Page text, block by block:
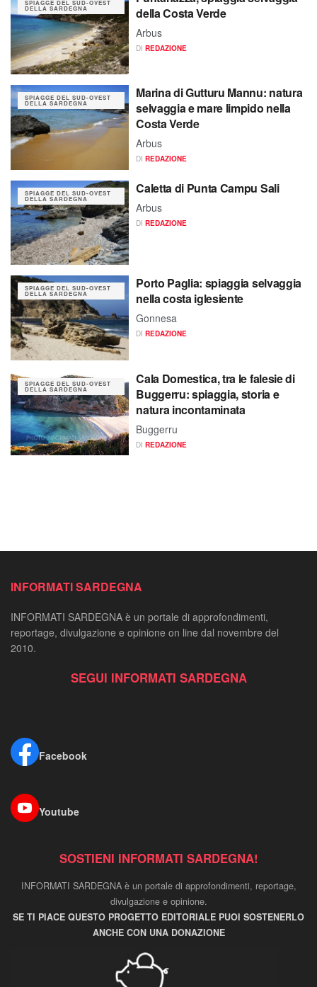
SPIAGGE DEL SUD-OVEST
DELLA SARDEGNA
della Costa Verde
Arbus
DI REDAZIONE
SPIAGGE DEL SUD-OVEST
DELLA SARDEGNA
Marina di Gutturu Mannu: natura
selvaggia e mare limpido nella
Costa Verde
Arbus
DI REDAZIONE
SPIAGGE DEL SUD-OVEST
DELLA SARDEGNA
Caletta di Punta Campu Sali
Arbus
DI REDAZIONE
SPIAGGE DEL SUD-OVEST
DELLA SARDEGNA
Porto Paglia: spiaggia selvaggia
nella costa iglesiente
Gonnesa
DI REDAZIONE
SPIAGGE DEL SUD-OVEST
DELLA SARDEGNA
Cala Domestica, tra le falesie di
Buggerru: spiaggia, storia e
natura incontaminata
Buggerru
DI REDAZIONE
INFORMATI SARDEGNA
INFORMATI SARDEGNA è un portale di approfondimenti,
reportage, divulgazione e opinione on line dal novembre del
2010.
SEGUI INFORMATI SARDEGNA
Facebook
Youtube
SOSTIENI INFORMATI SARDEGNA!
INFORMATI SARDEGNA è un portale di approfondimenti, reportage,
divulgazione e opinione.
SE TI PIACE QUESTO PROGETTO EDITORIALE PUOI SOSTENERLO
ANCHE CON UNA DONAZIONE